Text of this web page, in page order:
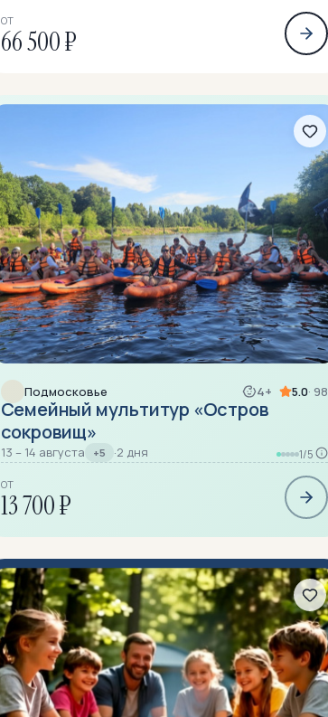
ОТ
66 500 ₽
Подмосковье 4+ 5.0· 98
Семейный мультитур «Остров
сокровищ»
13 – 14 августа +5 ·2 дня 1/5
ОТ
13 700 ₽